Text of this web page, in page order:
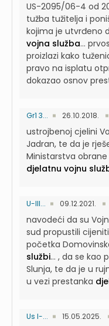
US-2095/06-4 od
tužba tužitelja i
kojima je utvrđeno
vojna služba...
proizlazi kako
pravo na isplatu
dokazao osnov
Gr1 3... 26.10.2018.
ustrojbenoj cjelini
Jadran, te da je
Ministarstva
djelatnu vojnu
U-III... 09.12.2021.
navodeći da su
sud propustili
početka
službi... , da se kao
Slunja, te da je u
u vezi prestanka
Us I-... 15.05.2025.